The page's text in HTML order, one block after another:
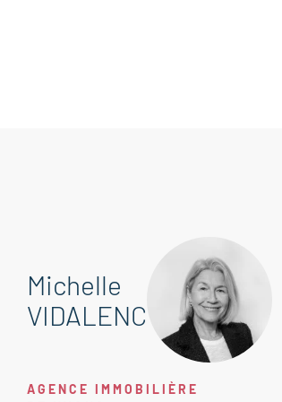
Michelle
VIDALENC
AGENCE IMMOBILIÈRE